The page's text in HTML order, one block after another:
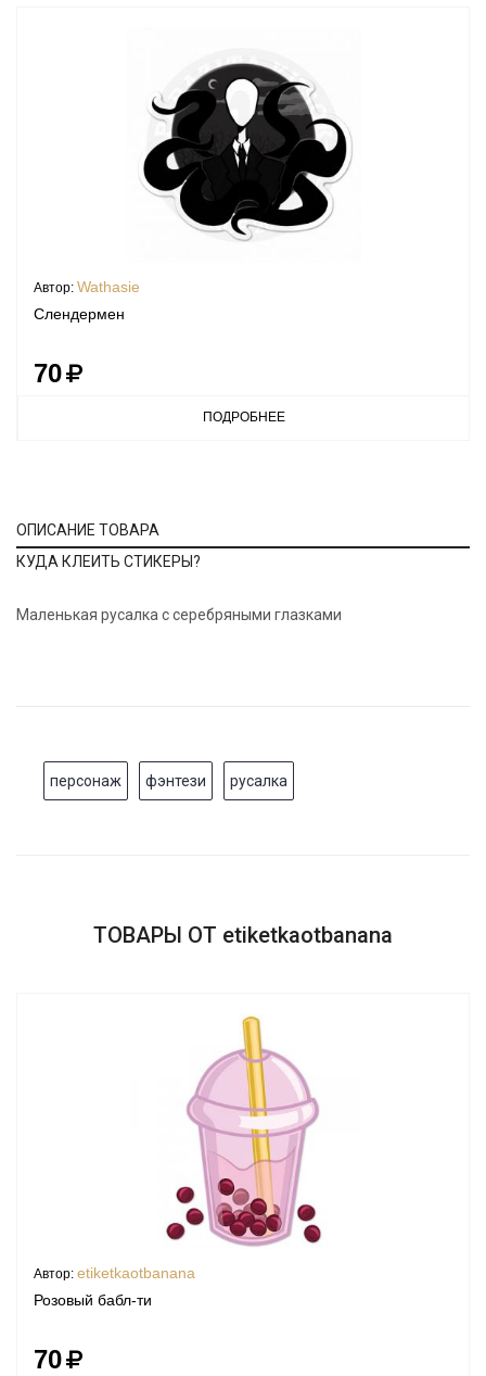
Автор: Wathasie
Слендермен
70
ПОДРОБНЕЕ
ОПИСАНИЕ ТОВАРА
КУДА КЛЕИТЬ СТИКЕРЫ?
Маленькая русалка с серебряными глазками
персонаж фэнтези русалка
ТОВАРЫ ОТ etiketkaotbanana
Автор: etiketkaotbanana
Розовый бабл-ти
70